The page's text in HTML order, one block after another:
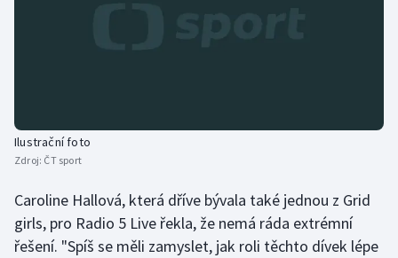
Ilustrační foto
Zdroj: ČT sport
Caroline Hallová, která dříve bývala také jednou z Grid
girls, pro Radio 5 Live řekla, že nemá ráda extrémní
řešení. "Spíš se měli zamyslet, jak roli těchto dívek lépe